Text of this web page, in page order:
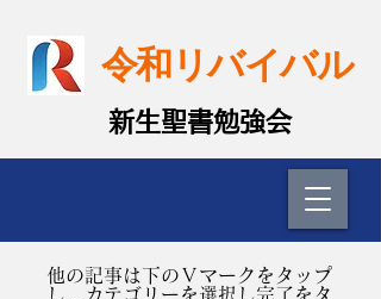
令和リバイバル
​新生聖書勉強会
​他の記事は下のＶマークをタップ
し、カテゴリーを選択し完了をタ